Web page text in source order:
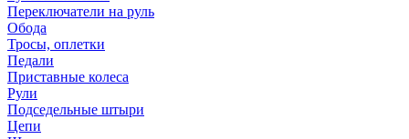
Переключатели на руль
Обода
Тросы, оплетки
Педали
Приставные колеса
Рули
Подседельные штыри
Цепи